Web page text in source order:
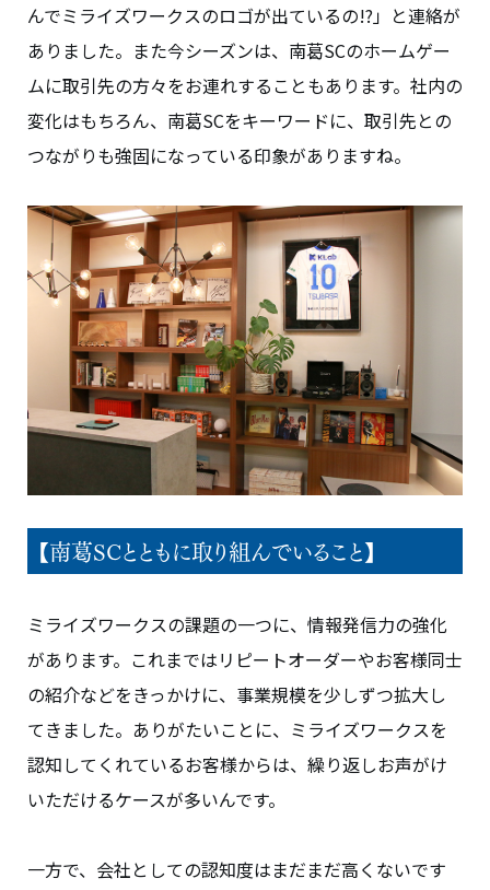
んでミライズワークスのロゴが出ているの!?」と連絡が
ありました。また今シーズンは、南葛SCのホームゲー
ムに取引先の方々をお連れすることもあります。社内の
変化はもちろん、南葛SCをキーワードに、取引先との
つながりも強固になっている印象がありますね。
【南葛SCとともに取り組んでいること】
ミライズワークスの課題の一つに、情報発信力の強化
があります。これまではリピートオーダーやお客様同士
の紹介などをきっかけに、事業規模を少しずつ拡大し
てきました。ありがたいことに、ミライズワークスを
認知してくれているお客様からは、繰り返しお声がけ
いただけるケースが多いんです。
一方で、会社としての認知度はまだまだ高くないです